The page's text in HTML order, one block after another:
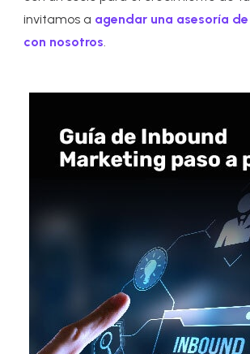
invitamos a agendar una asesoría
con nosotros.